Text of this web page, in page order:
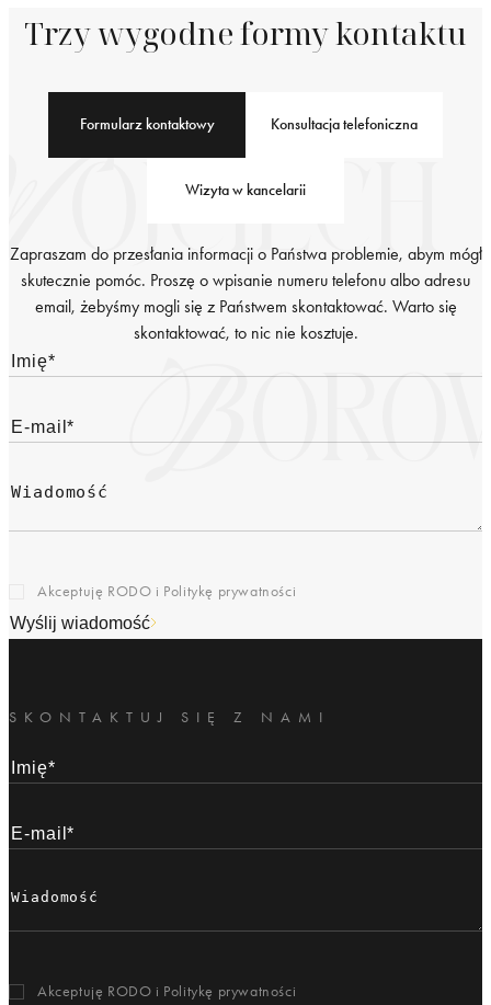
Trzy wygodne formy kontaktu
Formularz kontaktowy Konsultacja telefoniczna
Wizyta w kancelarii
Zapraszam do przesłania informacji o Państwa problemie, abym mógł
skutecznie pomóc. Proszę o wpisanie numeru telefonu albo adresu
email, żebyśmy mogli się z Państwem skontaktować. Warto się
skontaktować, to nic nie kosztuje.
Akceptuję RODO i Politykę prywatności
Wyślij wiadomość
SKONTAKTUJ SIĘ Z NAMI
Akceptuję RODO i Politykę prywatności